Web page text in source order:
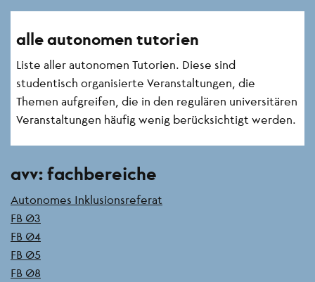
Seitenleiste
alle autonomen tutorien
Liste aller autonomen Tutorien. Diese sind
studentisch organisierte Veranstaltungen, die
Themen aufgreifen, die in den regulären universitären
Veranstaltungen häufig wenig berücksichtigt werden.
avv: fachbereiche
Autonomes Inklusionsreferat
FB 03
FB 04
FB 05
FB 08